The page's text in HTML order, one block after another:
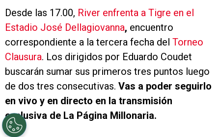
Desde las 17.00, River enfrenta a Tigre en el
Estadio José Dellagiovanna, encuentro
correspondiente a la tercera fecha del Torneo
Clausura. Los dirigidos por Eduardo Coudet
buscarán sumar sus primeros tres puntos luego
de dos tres consecutivas. Vas a poder seguirlo
en vivo y en directo en la transmisión
exclusiva de La Página Millonaria.